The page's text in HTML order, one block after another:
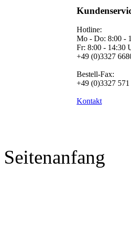
Hotline:
Mo - Do: 8:00 -
Fr: 8:00 - 14:30
+49 (0)3327
Bestell-Fax:
+49 (0)3327
Kontakt
Seitenanfang